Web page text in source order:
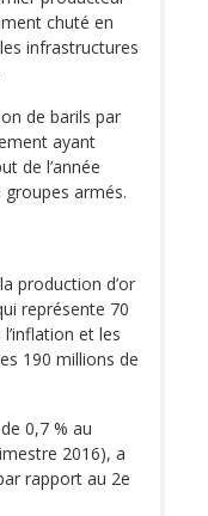
chuté en
infrastructures
de barils par
ayant
de l’année
groupes armés.
production d’or
représente 70
et les
190 millions de
0,7 % au
2016), a
rapport au 2e